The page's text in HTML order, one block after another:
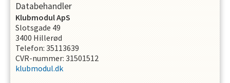
Databehandler
Klubmodul ApS
Slotsgade 49
3400 Hillerød
Telefon: 35113639
CVR-nummer: 31501512
klubmodul.dk